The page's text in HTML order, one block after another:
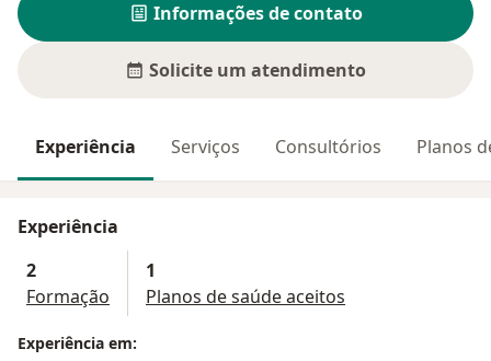
Informações de contato
Solicite um atendimento
Experiência Serviços Consultórios Planos
Experiência
2
Formação
1
Planos de saúde aceitos
Experiência em: